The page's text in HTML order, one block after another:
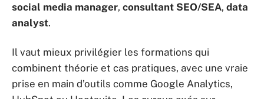
social media manager, consultant SEO/SEA, data
analyst.
Il vaut mieux privilégier les formations qui
combinent théorie et cas pratiques, avec une vraie
prise en main d’outils comme Google Analytics,